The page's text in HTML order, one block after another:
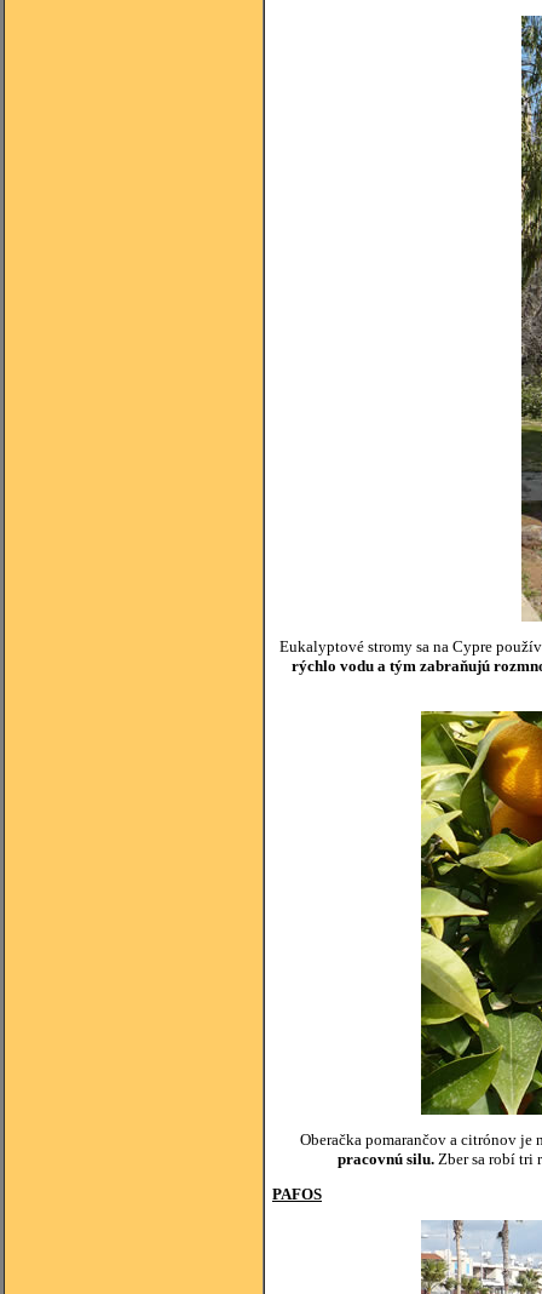
Eukalyptové stromy sa na Cypre
rýchlo vodu a tým zabraňujú
Oberačka pomarančov a citrónov je
pracovnú silu.Zber sa robí tri
PAFOS